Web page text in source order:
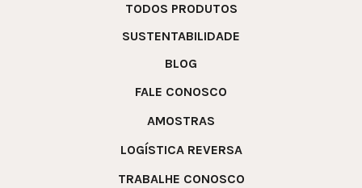
TODOS PRODUTOS
SUSTENTABILIDADE
BLOG
FALE CONOSCO
AMOSTRAS
LOGÍSTICA REVERSA
TRABALHE CONOSCO